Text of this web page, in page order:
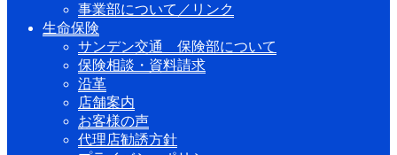
事業部について／リンク
生命保険
サンデン交通 保険部について
保険相談・資料請求
沿革
店舗案内
お客様の声
代理店勧誘方針